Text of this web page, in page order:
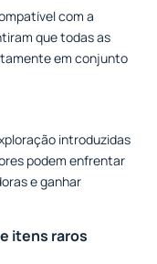
com a
que todas as
em conjunto
introduzidas
podem enfrentar
e ganhar
itens raros